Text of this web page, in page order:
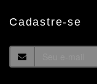
Cadastre-se